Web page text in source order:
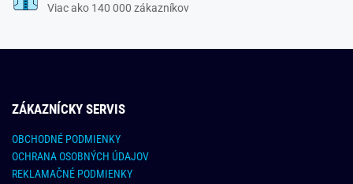
Viac ako 140 000 zákazníkov
ZÁKAZNÍCKY SERVIS
OBCHODNÉ PODMIENKY
OCHRANA OSOBNÝCH ÚDAJOV
REKLAMAČNÉ PODMIENKY